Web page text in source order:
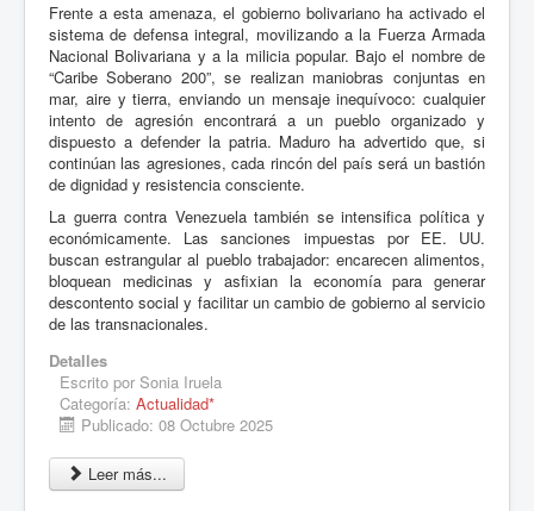
Frente a esta amenaza, el gobierno bolivariano ha activado el
sistema de defensa integral, movilizando a la Fuerza Armada
Nacional Bolivariana y a la milicia popular. Bajo el nombre de
“Caribe Soberano 200”, se realizan maniobras conjuntas en
mar, aire y tierra, enviando un mensaje inequívoco: cualquier
intento de agresión encontrará a un pueblo organizado y
dispuesto a defender la patria. Maduro ha advertido que, si
continúan las agresiones, cada rincón del país será un bastión
de dignidad y resistencia consciente.
La guerra contra Venezuela también se intensifica política y
económicamente. Las sanciones impuestas por EE. UU.
buscan estrangular al pueblo trabajador: encarecen alimentos,
bloquean medicinas y asfixian la economía para generar
descontento social y facilitar un cambio de gobierno al servicio
de las transnacionales.
Detalles
Escrito por Sonia Iruela
Categoría: Actualidad*
Publicado: 08 Octubre 2025
Leer más...